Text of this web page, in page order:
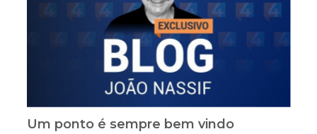
Um ponto é sempre bem vindo